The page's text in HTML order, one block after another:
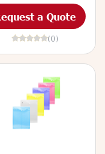
a Quote
(0)